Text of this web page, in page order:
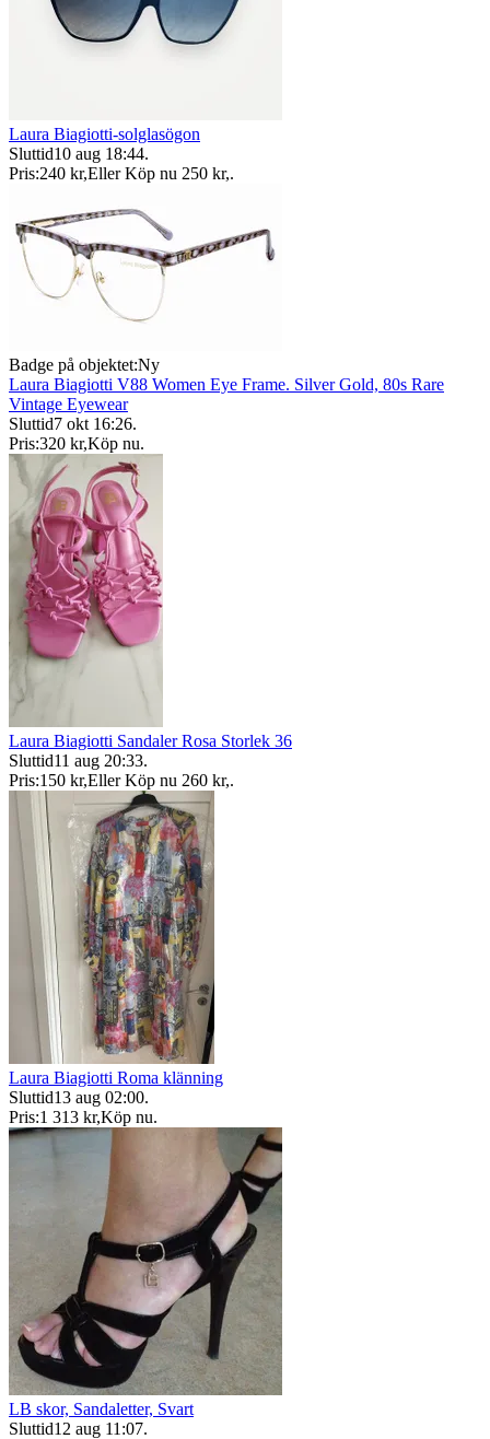
Laura Biagiotti-solglasögon
Sluttid10 aug 18:44.
Pris:240 kr,Eller Köp nu 250 kr,.
Badge på objektet:Ny
Laura Biagiotti V88 Women Eye Frame. Silver Gold, 80s Rare
Vintage Eyewear
Sluttid7 okt 16:26.
Pris:320 kr,Köp nu.
Laura Biagiotti Sandaler Rosa Storlek 36
Sluttid11 aug 20:33.
Pris:150 kr,Eller Köp nu 260 kr,.
Laura Biagiotti Roma klänning
Sluttid13 aug 02:00.
Pris:1 313 kr,Köp nu.
LB skor, Sandaletter, Svart
Sluttid12 aug 11:07.